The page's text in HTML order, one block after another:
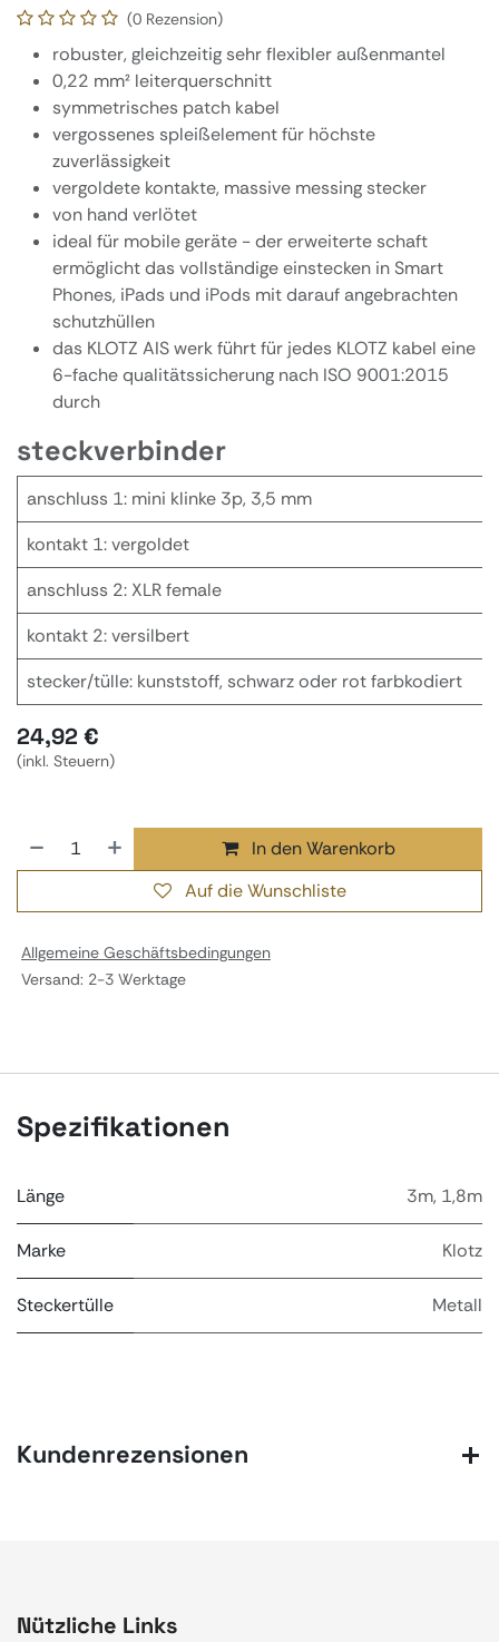
(0 Rezension)
robuster, gleichzeitig sehr flexibler außenmantel
0,22 mm² leiterquerschnitt
symmetrisches patch kabel
vergossenes spleißelement für höchste
zuverlässigkeit
vergoldete kontakte, massive messing stecker
von hand verlötet
ideal für mobile geräte - der erweiterte schaft
ermöglicht das vollständige einstecken in Smart
Phones, iPads und iPods mit darauf angebrachten
schutzhüllen
das KLOTZ AIS werk führt für jedes KLOTZ kabel eine
6-fache qualitätssicherung nach ISO 9001:2015
durch
steckverbinder
anschluss 1: mini klinke 3p, 3,5 mm
kontakt 1: vergoldet
anschluss 2: XLR female
kontakt 2: versilbert
stecker/tülle: kunststoff, schwarz oder rot farbkodiert
24,92 €
(inkl. Steuern)
In den Warenkorb
Auf die Wunschliste
Allgemeine Geschäftsbedingungen
Versand: 2-3 Werktage
Spezifikationen
Länge 3m, 1,8m
Marke Klotz
Steckertülle Metall
Kundenrezensionen
Nützliche Links